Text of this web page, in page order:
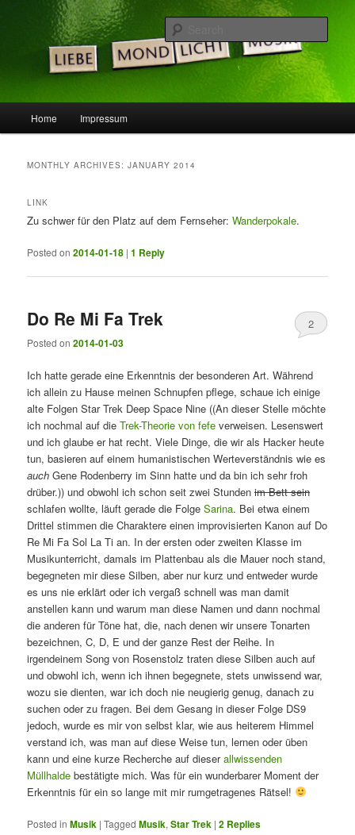
LeSpocky.de :: Blog
Die Idee ist gut, doch die Welt noch nicht bereit …
Home Impressum
MONTHLY ARCHIVES:JANUARY 2014
LINK
Zu schwer für den Platz auf dem Fernseher:Wanderpokale.
Posted on2014-01-18 |1 Reply
Do Re Mi Fa Trek
Posted on2014-01-03
2
Ich hatte gerade eine Erkenntnis der besonderen Art. Während
ich allein zu Hause meinen Schnupfen pflege, schaue ich einige
alte Folgen Star Trek Deep Space Nine ((An dieser Stelle möchte
ich nochmal auf dieTrek-Theorie von fefe verweisen. Lesenswert
und ich glaube er hat recht. Viele Dinge, die wir als Hacker heute
tun, basieren auf einem humanistischen Werteverständnis wie es
auch Gene Rodenberry im Sinn hatte und da bin ich sehr froh
drüber.)) und obwohl ich schon seit zwei Stundenim Bett sein
schlafen wollte, läuft gerade die FolgeSarina. Bei etwa einem
Drittel stimmen die Charaktere einen improvisierten Kanon auf Do
Re Mi Fa Sol La Ti an. In der ersten oder zweiten Klasse im
Musikunterricht, damals im Plattenbau als die Mauer noch stand,
begegneten mir diese Silben, aber nur kurz und entweder wurde
es uns nie erklärt oder ich vergaß schnell was man damit
anstellen kann und warum man diese Namen und dann nochmal
die anderen für Töne hat, die, nach denen wir unsere Tonarten
bezeichnen, C, D, E und der ganze Rest der Reihe. In
irgendeinem Song von Rosenstolz traten diese Silben auch auf
und obwohl ich, wenn ich ihnen begegnete, stets unwissend war,
wozu sie dienten, war ich doch nie neugierig genug, danach zu
suchen oder zu fragen. Bei dem Gesang in dieser Folge DS9
jedoch, wurde es mir von selbst klar, wie aus heiterem Himmel
verstand ich, was man auf diese Weise tun, lernen oder üben
kann und eine kurze Recherche auf dieserallwissenden
Müllhalde bestätigte mich. Was für ein wunderbarer Moment der
Erkenntnis für ein so lange mit mir rumgetragenes Rätsel!
Posted in Musik |Tagged Musik,Star Trek |2 Replies